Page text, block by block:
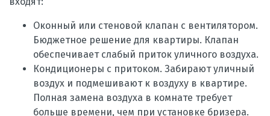
Оконный или стеновой клапан с вентилятором.
Бюджетное решение для квартиры. Клапан
обеспечивает слабый приток уличного воздуха.
Кондиционеры с притоком. Забирают уличный
воздух и подмешивают к воздуху в квартире.
Полная замена воздуха в комнате требует
больше времени, чем при установке бризера.